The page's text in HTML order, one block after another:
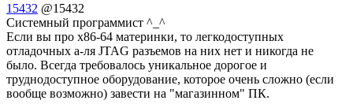
15432 @15432
Системный программист ^_^
Если вы про x86-64 материнки, то легкодоступных
отладочных а-ля JTAG разъемов на них нет и никогда не
было. Всегда требовалось уникальное дорогое и
труднодоступное оборудование, которое очень сложно (если
вообще возможно) завести на "магазинном" ПК.